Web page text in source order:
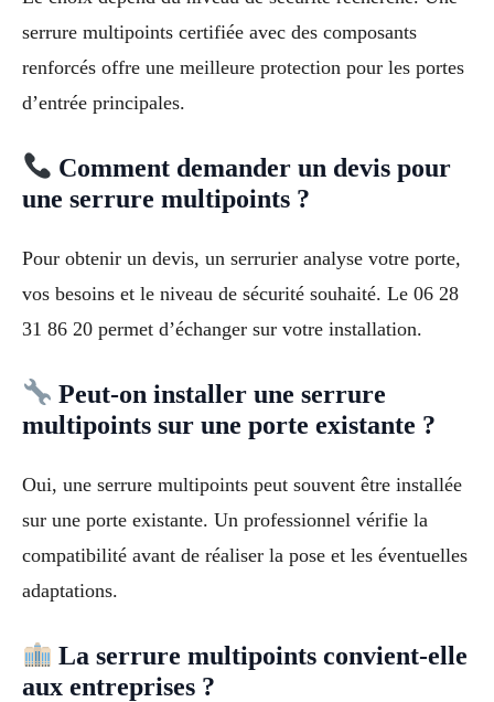
serrure multipoints certifiée avec des composants
renforcés offre une meilleure protection pour les portes
d’entrée principales.
Comment demander un devis pour
une serrure multipoints ?
Pour obtenir un devis, un serrurier analyse votre porte,
vos besoins et le niveau de sécurité souhaité. Le 06 28
31 86 20 permet d’échanger sur votre installation.
Peut-on installer une serrure
multipoints sur une porte existante ?
Oui, une serrure multipoints peut souvent être installée
sur une porte existante. Un professionnel vérifie la
compatibilité avant de réaliser la pose et les éventuelles
adaptations.
La serrure multipoints convient-elle
aux entreprises ?